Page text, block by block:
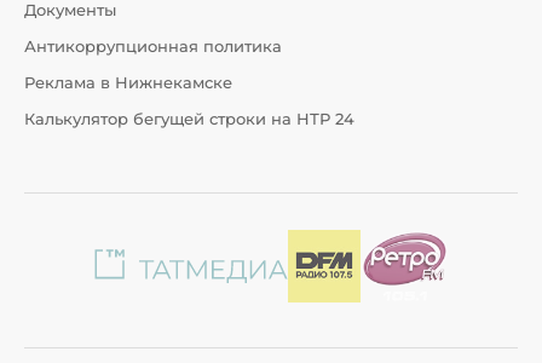
Документы
Антикоррупционная политика
Реклама в Нижнекамске
Калькулятор бегущей строки на НТР 24